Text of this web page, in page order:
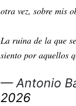
otra vez, sobre mis
La ruina de la que
siento por aquellos
— Antonio
2026